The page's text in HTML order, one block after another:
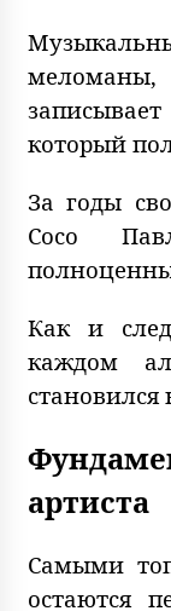
который
За годы
Сосо
Как и
каждом
артиста
Самыми
остаются